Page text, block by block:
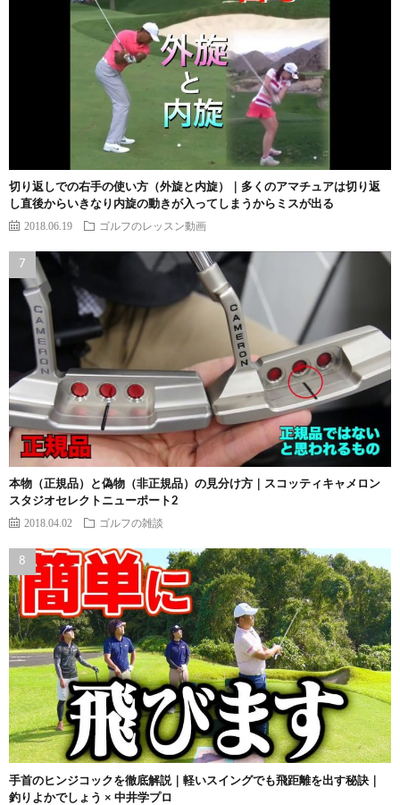
切り返しでの右手の使い方（外旋と内旋）｜多くのアマチュアは切り返
し直後からいきなり内旋の動きが入ってしまうからミスが出る
2018.06.19 ゴルフのレッスン動画
本物（正規品）と偽物（非正規品）の見分け方｜スコッティキャメロン
スタジオセレクトニューポート2
2018.04.02 ゴルフの雑談
手首のヒンジコックを徹底解説｜軽いスイングでも飛距離を出す秘訣｜
釣りよかでしょう × 中井学プロ